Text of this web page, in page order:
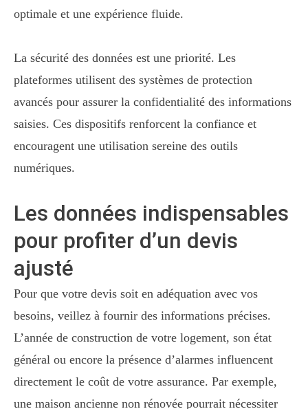
optimale et une expérience fluide.
La sécurité des données est une priorité. Les
plateformes utilisent des systèmes de protection
avancés pour assurer la confidentialité des informations
saisies. Ces dispositifs renforcent la confiance et
encouragent une utilisation sereine des outils
numériques.
Les données indispensables
pour profiter d’un devis
ajusté
Pour que votre devis soit en adéquation avec vos
besoins, veillez à fournir des informations précises.
L’année de construction de votre logement, son état
général ou encore la présence d’alarmes influencent
directement le coût de votre assurance. Par exemple,
une maison ancienne non rénovée pourrait nécessiter